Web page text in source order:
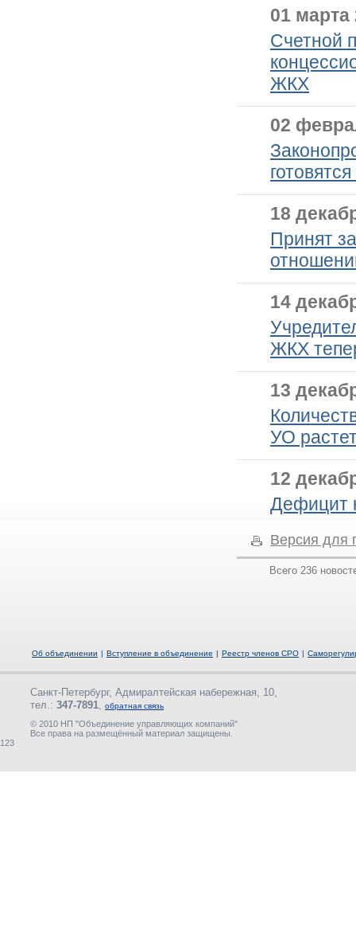
01 марта
Счетной
ЖКХ
02
18
Принят
14
ЖКХ
13
УО
12
Дефицит
Версия для
Всего 236
Об объединении | Вступление в объединение | Реестр членов СРО |
Санкт-Петербург, Адмиралтейская набережная, 10,
тел.: 347-7891, обратная связь
© 2010 НП "Объединение управляющих компаний"
Все права на размещённый материал защищены.
123